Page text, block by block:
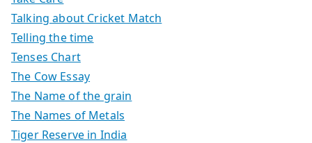
Talking about Cricket Match
Telling the time
Tenses Chart
The Cow Essay
The Name of the grain
The Names of Metals
Tiger Reserve in India